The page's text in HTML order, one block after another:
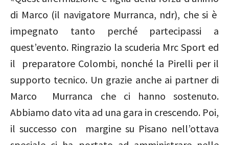
di Marco (il navigatore Murranca, ndr), che si è
impegnato tanto perché partecipassi a
quest’evento. Ringrazio la scuderia Mrc Sport ed
il preparatore Colombi, nonché la Pirelli per il
supporto tecnico. Un grazie anche ai partner di
Marco Murranca che ci hanno sostenuto.
Abbiamo dato vita ad una gara in crescendo. Poi,
il successo con margine su Pisano nell’ottava